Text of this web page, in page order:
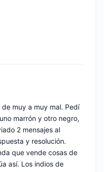
muy a muy mal. Pedí
marrón y otro negro,
2 mensajes al
y resolución.
que vende cosas de
así. Los indios de